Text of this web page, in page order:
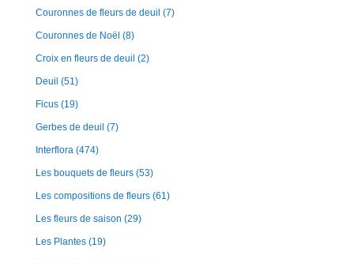
Couronnes de fleurs de deuil (7)
Couronnes de Noël (8)
Croix en fleurs de deuil (2)
Deuil (51)
Ficus (19)
Gerbes de deuil (7)
Interflora (474)
Les bouquets de fleurs (53)
Les compositions de fleurs (61)
Les fleurs de saison (29)
Les Plantes (19)